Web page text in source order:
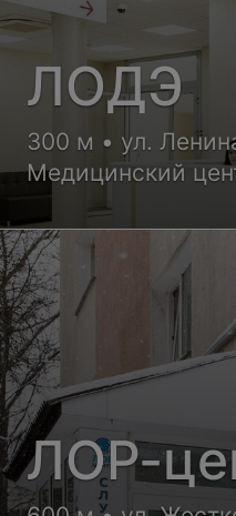
ЛОДЭ
300 м • ул.
Медицинский
ЛОР-